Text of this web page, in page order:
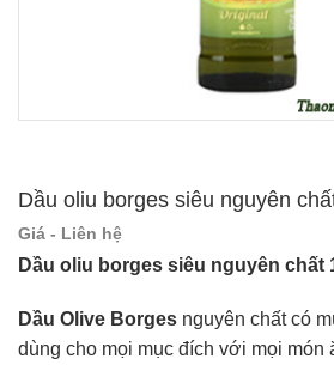
Dầu oliu borges siêu nguyên
Giá - Liên hệ
Dầu oliu borges siêu nguyên chất
Dầu Olive Borges nguyên chất có
dùng cho mọi mục đích với mọi món